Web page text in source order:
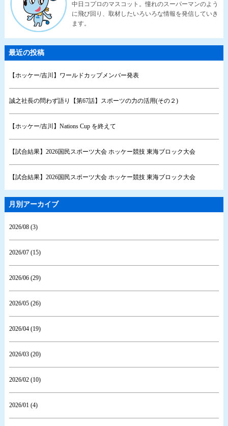
中日コプロのマスコット。憧れのスーパーマンのよう
に飛び回り、取材したいろいろな情報を発信していき
ます。
最近の投稿
【ホッケー/吉川】ワールドカップメンバー発表
誠之社長の問わず語り【第67話】スポーツの力の活用(その２)
【ホッケー/吉川】Nations Cup を終えて
【試合結果】2026国民スポーツ大会 ホッケー競技 東海ブロック大会
【試合結果】2026国民スポーツ大会 ホッケー競技 東海ブロック大会
月別アーカイブ
2026/08 (3)
2026/07 (15)
2026/06 (29)
2026/05 (26)
2026/04 (19)
2026/03 (20)
2026/02 (10)
2026/01 (4)